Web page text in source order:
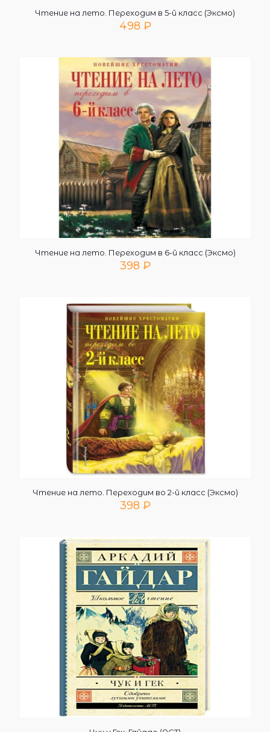
Чтение на лето. Переходим в 5-й класс (Эксмо)
498 ₽
Чтение на лето. Переходим в 6-й класс (Эксмо)
398 ₽
Чтение на лето. Переходим во 2-й класс (Эксмо)
398 ₽